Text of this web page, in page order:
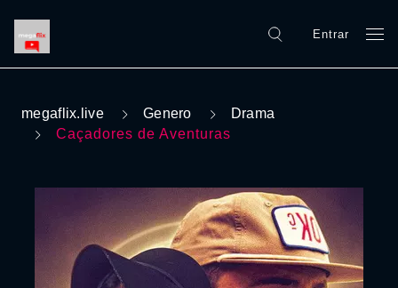
Entrar
megaflix.live Genero
Drama
Caçadores de Aventuras